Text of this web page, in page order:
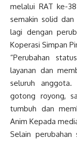
melalui RAT ke-
semakin solid
lagi dengan
Koperasi Simpan
“Perubahan
layanan dan
seluruh anggota.
gotong royong,
tumbuh dan
Anim Kepada
Selain perubahan